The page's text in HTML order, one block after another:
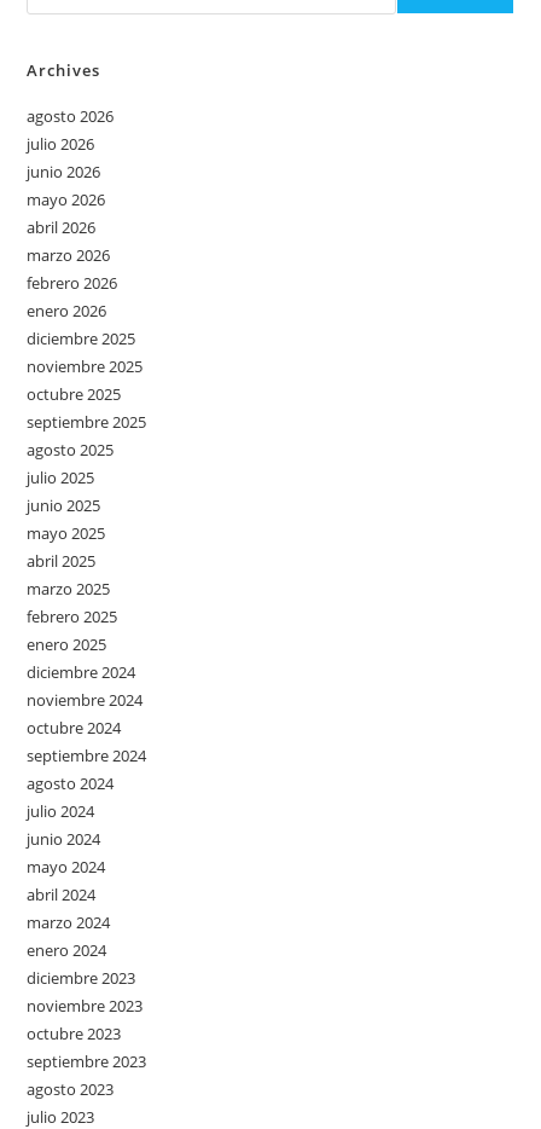
Archives
agosto 2026
julio 2026
junio 2026
mayo 2026
abril 2026
marzo 2026
febrero 2026
enero 2026
diciembre 2025
noviembre 2025
octubre 2025
septiembre 2025
agosto 2025
julio 2025
junio 2025
mayo 2025
abril 2025
marzo 2025
febrero 2025
enero 2025
diciembre 2024
noviembre 2024
octubre 2024
septiembre 2024
agosto 2024
julio 2024
junio 2024
mayo 2024
abril 2024
marzo 2024
enero 2024
diciembre 2023
noviembre 2023
octubre 2023
septiembre 2023
agosto 2023
julio 2023